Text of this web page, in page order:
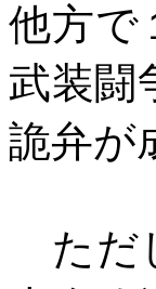
他方で
武装闘
詭弁が
ただ